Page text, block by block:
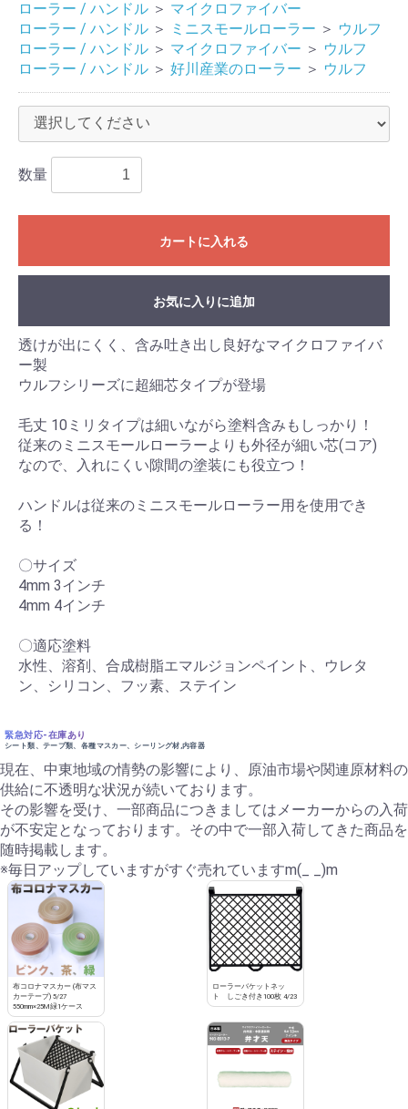
ローラー / ハンドル ＞ マイクロファイバー
ローラー / ハンドル ＞ ミニスモールローラー ＞ ウルフ
ローラー / ハンドル ＞ マイクロファイバー ＞ ウルフ
ローラー / ハンドル ＞ 好川産業のローラー ＞ ウルフ
数量
カートに入れる
お気に入りに追加
透けが出にくく、含み吐き出し良好なマイクロファイバ
ー製
ウルフシリーズに超細芯タイプが登場
毛丈 10ミリタイプは細いながら塗料含みもしっかり！
従来のミニスモールローラーよりも外径が細い芯(コア)
なので、入れにくい隙間の塗装にも役立つ！
ハンドルは従来のミニスモールローラー用を使用でき
る！
〇サイズ
4mm 3インチ
4mm 4インチ
〇適応塗料
水性、溶剤、合成樹脂エマルジョンペイント、ウレタ
ン、シリコン、フッ素、ステイン
緊急対応-在庫あり
シート類、テープ類、各種マスカー、シーリング材,内容器
現在、中東地域の情勢の影響により、原油市場や関連原材料の
供給に不透明な状況が続いております。
その影響を受け、一部商品につきましてはメーカーからの入荷
が不安定となっております。その中で一部入荷してきた商品を
随時掲載します。
※毎日アップしていますがすぐ売れていますm(_ _)m
布コロナマスカー (布マス
カーテープ) 5/27
550mm×25M緑1ケース
ローラーバケットネッ
ト しごき付き100枚 4/23